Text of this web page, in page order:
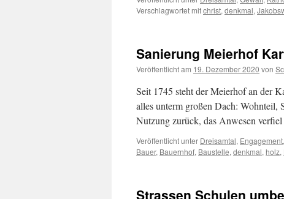
Verschlagwortet mitchrist, denkmal,
Sanierung Meierhof
Veröffentlicht am 19. Dezember 2020 von
Seit 1745 steht der Meierhof an der
alles unterm großen Dach: Wohnteil,
Nutzung zurück, das Anwesen
Veröffentlicht unter Dreisamtal, Engagement,
Bauer, Bauernhof, Baustelle, denkmal, holz,
Strassen Schulen